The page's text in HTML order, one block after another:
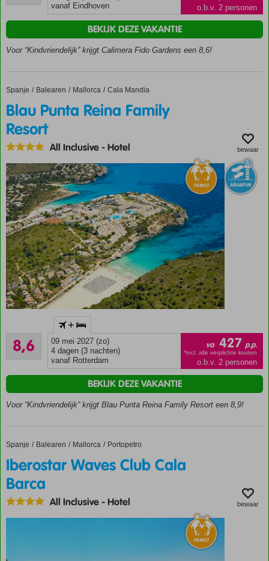
management
Alle kamers
Geweldige
pool voor
de kids!
zandstrand
op ca. 150
meter
Groot
zwembad,
omringd
door
palmbomen
vanaf Eindhoven
o.b.v. 2 personen
Voor “Kindvriendelijk” krijgt Calimera Fido Gardens een 8,6!
BEKIJK DEZE VAKANTIE
Home
Spanje Balearen Mallorca Cala Mandia
Blau Punta Reina Family Resort
Blau Punta Reina Family
Resort
All Inclusive-Hotel bewaar
familieresort
bij uitstek
Diverse
kidsclubs
van 2-17
Splashpark
glijbanen
Ruime
Mmm:
tapas,
thema
avond,
8,6
Aanrader
184
beoordelingen
+
09 mei 2027 (zo)
4 dagen (3 nachten)
vanaf Rotterdam
va 427 p.p.
*incl. alle verplichte kosten
o.b.v. 2 personen
Voor “Kindvriendelijk” krijgt Blau Punta Reina Family Resort een 8,9!
BEKIJK DEZE VAKANTIE
Home
Spanje Balearen Mallorca Portopetro
Iberostar Waves Club Cala Barca
Iberostar Waves Club Cala
Barca
All Inclusive-Hotel bewaar